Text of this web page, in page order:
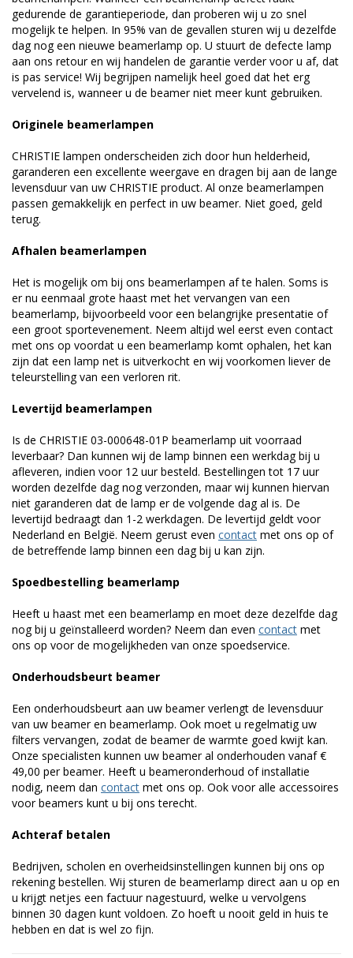
gedurende de garantieperiode, dan proberen wij u zo snel
mogelijk te helpen. In 95% van de gevallen sturen wij u dezelfde
dag nog een nieuwe beamerlamp op. U stuurt de defecte lamp
aan ons retour en wij handelen de garantie verder voor u af, dat
is pas service! Wij begrijpen namelijk heel goed dat het erg
vervelend is, wanneer u de beamer niet meer kunt gebruiken.
Originele beamerlampen
CHRISTIE lampen onderscheiden zich door hun helderheid,
garanderen een excellente weergave en dragen bij aan de lange
levensduur van uw CHRISTIE product. Al onze beamerlampen
passen gemakkelijk en perfect in uw beamer. Niet goed, geld
terug.
Afhalen beamerlampen
Het is mogelijk om bij ons beamerlampen af te halen. Soms is
er nu eenmaal grote haast met het vervangen van een
beamerlamp, bijvoorbeeld voor een belangrijke presentatie of
een groot sportevenement. Neem altijd wel eerst even contact
met ons op voordat u een beamerlamp komt ophalen, het kan
zijn dat een lamp net is uitverkocht en wij voorkomen liever de
teleurstelling van een verloren rit.
Levertijd beamerlampen
Is de CHRISTIE 03-000648-01P beamerlamp uit voorraad
leverbaar? Dan kunnen wij de lamp binnen een werkdag bij u
afleveren, indien voor 12 uur besteld. Bestellingen tot 17 uur
worden dezelfde dag nog verzonden, maar wij kunnen hiervan
niet garanderen dat de lamp er de volgende dag al is. De
levertijd bedraagt dan 1-2 werkdagen. De levertijd geldt voor
Nederland en België. Neem gerust even contact met ons op of
de betreffende lamp binnen een dag bij u kan zijn.
Spoedbestelling beamerlamp
Heeft u haast met een beamerlamp en moet deze dezelfde dag
nog bij u geïnstalleerd worden? Neem dan even contact met
ons op voor de mogelijkheden van onze spoedservice.
Onderhoudsbeurt beamer
Een onderhoudsbeurt aan uw beamer verlengt de levensduur
van uw beamer en beamerlamp. Ook moet u regelmatig uw
filters vervangen, zodat de beamer de warmte goed kwijt kan.
Onze specialisten kunnen uw beamer al onderhouden vanaf €
49,00 per beamer. Heeft u beameronderhoud of installatie
nodig, neem dan contact met ons op. Ook voor alle accessoires
voor beamers kunt u bij ons terecht.
Achteraf betalen
Bedrijven, scholen en overheidsinstellingen kunnen bij ons op
rekening bestellen. Wij sturen de beamerlamp direct aan u op en
u krijgt netjes een factuur nagestuurd, welke u vervolgens
binnen 30 dagen kunt voldoen. Zo hoeft u nooit geld in huis te
hebben en dat is wel zo fijn.